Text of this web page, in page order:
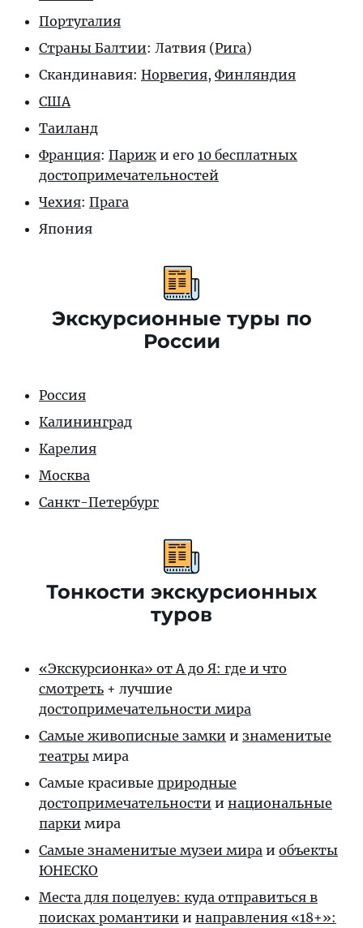
Португалия
Страны Балтии: Латвия (Рига)
Скандинавия: Норвегия, Финляндия
США
Таиланд
Франция: Париж и его 10 бесплатных
достопримечательностей
Чехия: Прага
Япония
Экскурсионные туры по
России
Россия
Калининград
Карелия
Москва
Санкт-Петербург
Тонкости экскурсионных
туров
«Экскурсионка» от А до Я: где и что
смотреть + лучшие
достопримечательности мира
Самые живописные замки и знаменитые
театры мира
Самые красивые природные
достопримечательности и национальные
парки мира
Самые знаменитые музеи мира и объекты
ЮНЕСКО
Места для поцелуев: куда отправиться в
поисках романтики и направления «18+»: